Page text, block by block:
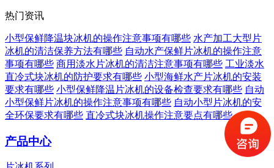
热门资讯
小型保鲜降温块冰机的操作注意事项有哪些 水产加工大型片
冰机的清洁保养方法有哪些 自动水产保鲜片冰机的操作注意
事项有哪些 商用淡水片冰机的清洁注意事项有哪些 工业淡水
直冷式块冰机的防护要求有哪些 小型海鲜水产片冰机的安装
要求有哪些 小型保鲜降温片冰机的设备检查要求有哪些 自动
小型保鲜片冰机的操作注意事项有哪些 自动小型片冰机的安
全环保要求有哪些 直冷式块冰机操作注意要点有哪些
产品中心